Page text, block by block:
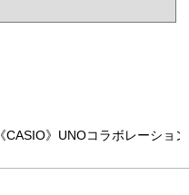
《CASIO》UNOコラボレーショ